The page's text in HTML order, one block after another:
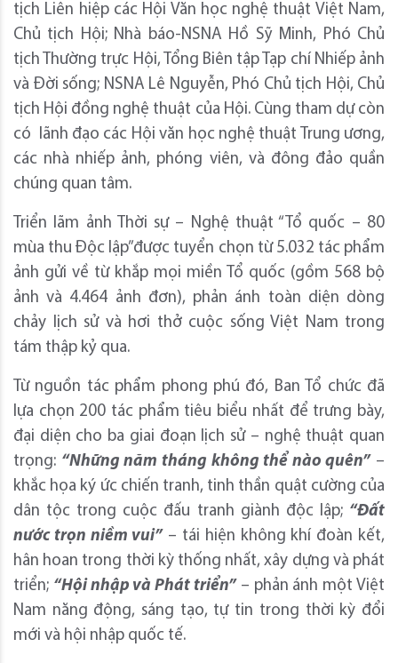
tịch Liên hiệp các Hội Văn học nghệ thuật Việt Nam,
Chủ tịch Hội; Nhà báo-NSNA Hồ Sỹ Minh, Phó Chủ
tịch Thường trực Hội, Tổng Biên tập Tạp chí Nhiếp ảnh
và Đời sống; NSNA Lê Nguyễn, Phó Chủ tịch Hội, Chủ
tịch Hội đồng nghệ thuật của Hội. Cùng tham dự còn
có lãnh đạo các Hội văn học nghệ thuật Trung ương,
các nhà nhiếp ảnh, phóng viên, và đông đảo quần
chúng quan tâm.
Triển lãm ảnh Thời sự – Nghệ thuật “Tổ quốc – 80
mùa thu Độc lập”được tuyển chọn từ 5.032 tác phẩm
ảnh gửi về từ khắp mọi miền Tổ quốc (gồm 568 bộ
ảnh và 4.464 ảnh đơn), phản ánh toàn diện dòng
chảy lịch sử và hơi thở cuộc sống Việt Nam trong
tám thập kỷ qua.
Từ nguồn tác phẩm phong phú đó, Ban Tổ chức đã
lựa chọn 200 tác phẩm tiêu biểu nhất để trưng bày,
đại diện cho ba giai đoạn lịch sử – nghệ thuật quan
trọng: “Những năm tháng không thể nào quên” –
khắc họa ký ức chiến tranh, tinh thần quật cường của
dân tộc trong cuộc đấu tranh giành độc lập; “Đất
nước trọn niềm vui” – tái hiện không khí đoàn kết,
hân hoan trong thời kỳ thống nhất, xây dựng và phát
triển; “Hội nhập và Phát triển” – phản ánh một Việt
Nam năng động, sáng tạo, tự tin trong thời kỳ đổi
mới và hội nhập quốc tế.